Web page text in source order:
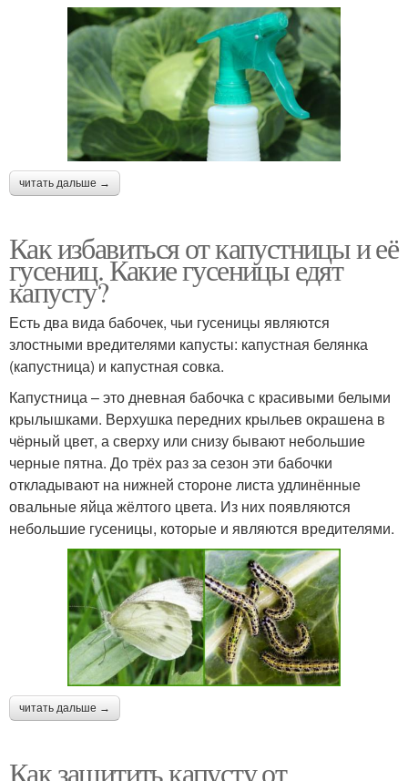
читать дальше →
Как избавиться от капустницы и её
гусениц. Какие гусеницы едят
капусту?
Есть два вида бабочек, чьи гусеницы являются
злостными вредителями капусты: капустная белянка
(капустница) и капустная совка.
Капустница – это дневная бабочка с красивыми белыми
крылышками. Верхушка передних крыльев окрашена в
чёрный цвет, а сверху или снизу бывают небольшие
черные пятна. До трёх раз за сезон эти бабочки
откладывают на нижней стороне листа удлинённые
овальные яйца жёлтого цвета. Из них появляются
небольшие гусеницы, которые и являются вредителями.
читать дальше →
Как защитить капусту от